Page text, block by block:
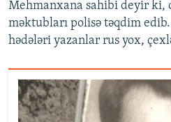
Mehmanxana sahibi deyir ki,
məktubları polisə təqdim
hədələri yazanlar rus yox,